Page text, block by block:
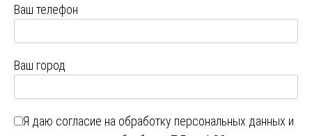
Ваш телефон
Ваш город
Я даю согласие на обработку персональных данных и